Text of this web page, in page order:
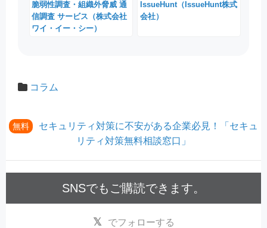
脆弱性調査・組織外脅威 通
信調査 サービス（株式会社
ワイ・イー・シー）
IssueHunt（IssueHunt株式
会社）
コラム
無料
セキュリティ対策に不安がある企業必見！「セキュ
リティ対策無料相談窓口」
SNSでもご購読できます。
でフォローする